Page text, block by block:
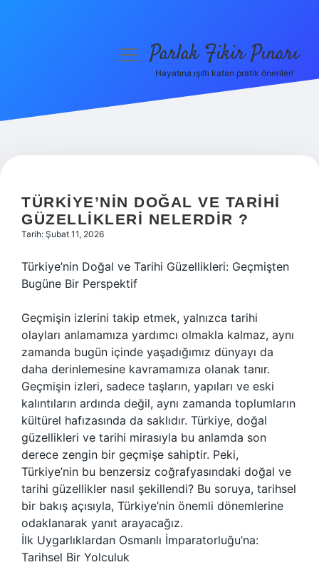
Hakkımızda
menüyüParlak Fikir Pınarı
Hayatına ışıltı katan pratik öneriler!
TÜRKIYE’NIN DOĞAL VE TARIHI
GÜZELLIKLERI NELERDIR ?
Tarih: Şubat 11, 2026
Türkiye’nin Doğal ve Tarihi Güzellikleri: Geçmişten
Bugüne Bir Perspektif
Geçmişin izlerini takip etmek, yalnızca tarihi
olayları anlamamıza yardımcı olmakla kalmaz, aynı
zamanda bugün içinde yaşadığımız dünyayı da
daha derinlemesine kavramamıza olanak tanır.
Geçmişin izleri, sadece taşların, yapıları ve eski
kalıntıların ardında değil, aynı zamanda toplumların
kültürel hafızasında da saklıdır. Türkiye, doğal
güzellikleri ve tarihi mirasıyla bu anlamda son
derece zengin bir geçmişe sahiptir. Peki,
Türkiye’nin bu benzersiz coğrafyasındaki doğal ve
tarihi güzellikler nasıl şekillendi? Bu soruya, tarihsel
bir bakış açısıyla, Türkiye’nin önemli dönemlerine
odaklanarak yanıt arayacağız.
İlk Uygarlıklardan Osmanlı İmparatorluğu’na:
Tarihsel Bir Yolculuk